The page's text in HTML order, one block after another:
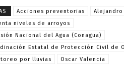
Acciones preventorias
Alejandro
niveles de arroyos
Nacional del Agua (Conagua)
Estatal de Protección Civil de
por lluvias
Oscar Valencia